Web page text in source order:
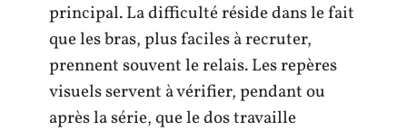
principal. La difficulté réside dans le fait
que les bras, plus faciles à recruter,
prennent souvent le relais. Les repères
visuels servent à vérifier, pendant ou
après la série, que le dos travaille